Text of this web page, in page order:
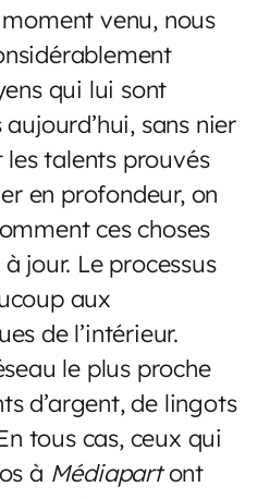
venu, nous
qui lui sont
sans nier
talents prouvés
en profondeur, on
ces choses
jour. Le processus
aux
de l’intérieur.
le plus proche
d’argent, de lingots
tous cas, ceux qui
à Médiapartont